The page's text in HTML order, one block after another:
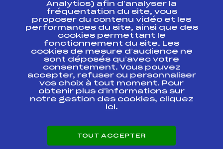
Ressources
Pass’Neige
Projet sportif fédéral
Projet de performance fédéral
Antidopage
Pôle Développement, Formation, Suivi
Scientifique
Listes ministérielles
Pôle vie de l’athlète
Enseignement professionnel
Carrières
Analytics) afin d’analyser la
fréquentation du site, vous
proposer du contenu vidéo et les
performances du site, ainsi que des
cookies permettant le
fonctionnement du site. Les
cookies de mesure d’audience ne
sont déposés qu’avec votre
consentement. Vous pouvez
accepter, refuser ou personnaliser
vos choix à tout moment. Pour
obtenir plus d'informations sur
notre gestion des cookies, cliquez
ici.
TOUT ACCEPTER